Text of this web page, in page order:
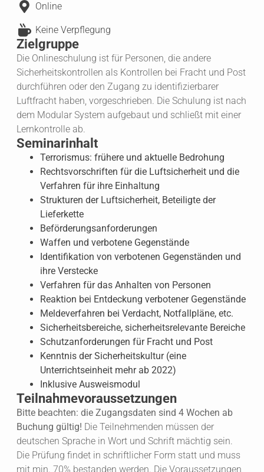
Online
Keine Verpflegung
Zielgruppe
Die Onlineschulung ist für Personen, die andere
Sicherheitskontrollen als Kontrollen bei Fracht und Post
durchführen oder den Zugang zu identifizierbarer
Luftfracht haben, vorgeschrieben. Die Schulung ist nach
dem Modular System aufgebaut und schließt mit einer
Lernkontrolle ab.
Seminarinhalt
Terrorismus: frühere und aktuelle Bedrohung
Rechtsvorschriften für die Luftsicherheit und die
Verfahren für ihre Einhaltung
Strukturen der Luftsicherheit, Beteiligte der
Lieferkette
Beförderungsanforderungen
Waffen und verbotene Gegenstände
Identifikation von verbotenen Gegenständen und
ihre Verstecke
Verfahren für das Anhalten von Personen
Reaktion bei Entdeckung verbotener Gegenstände
Meldeverfahren bei Verdacht, Notfallpläne, etc.
Sicherheitsbereiche, sicherheitsrelevante Bereiche
Schutzanforderungen für Fracht und Post
Kenntnis der Sicherheitskultur (eine
Unterrichtseinheit mehr ab 2022)
Inklusive Ausweismodul
Teilnahmevoraussetzungen
Bitte beachten: die Zugangsdaten sind 4 Wochen ab
Buchung gültig! Die Teilnehmenden müssen der
deutschen Sprache in Wort und Schrift mächtig sein.
Die Prüfung findet in schriftlicher Form statt und muss
mit min. 70% bestanden werden. Die Voraussetzungen